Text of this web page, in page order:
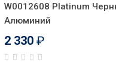
W0012608 Platinum
Алюминий
2 330 ₽